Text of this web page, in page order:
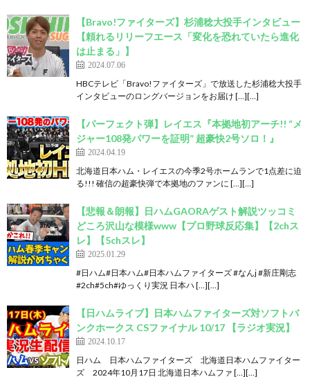
【Bravo!ファイターズ】杉浦稔大投手インタビュー
【頼れるリリーフエース「変化を恐れていたら進化
は止まる」】
2024.07.06
HBCテレビ「Bravo!ファイターズ」で放送した杉浦稔大投手
インタビューのロングバージョンをお届け […][…]
【パーフェクト弾】レイエス『本拠地初アーチ!! “メ
ジャー108発パワーを証明” 超豪快2号ソロ！』
2024.04.19
北海道日本ハム・レイエスの今季2号ホームランで1点差に迫
る!!! 確信の超豪快弾で本拠地のファンに […][…]
【悲報＆朗報】日ハムGAORAゲスト解説ツッコミ
どころ沢山な模様www【プロ野球反応集】【2chス
レ】【5chスレ】
2025.01.29
#日ハム#日本ハム#日本ハムファイターズ #なんj #新庄剛志
#2ch#5ch#ゆっくり実況 日本ハ […][…]
【日ハムライブ】日本ハムファイターズ対ソフトバ
ンクホークス CSファイナル 10/17 【ラジオ実況】
2024.10.17
日ハム 日本ハムファイターズ 北海道日本ハムファイター
ズ 2024年10月17日 北海道日本ハムファ […][…]